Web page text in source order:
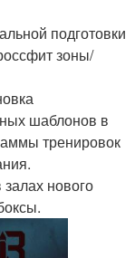
подготовки
зоны/
шаблонов в
тренировок
нового